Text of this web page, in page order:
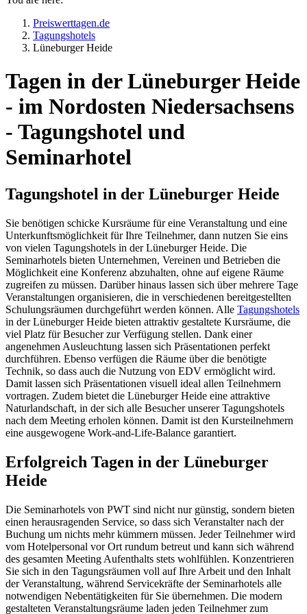
Preiswerttagen.de
Tagungshotels
Lüneburger Heide
Tagen in der Lüneburger Heide
- im Nordosten Niedersachsens
- Tagungshotel und
Seminarhotel
Tagungshotel in der Lüneburger Heide
Sie benötigen schicke Kursräume für eine Veranstaltung und eine
Unterkunftsmöglichkeit für Ihre Teilnehmer, dann nutzen Sie eins
von vielen Tagungshotels in der Lüneburger Heide. Die
Seminarhotels bieten Unternehmen, Vereinen und Betrieben die
Möglichkeit eine Konferenz abzuhalten, ohne auf eigene Räume
zugreifen zu müssen. Darüber hinaus lassen sich über mehrere Tage
Veranstaltungen organisieren, die in verschiedenen bereitgestellten
Schulungsräumen durchgeführt werden können. Alle Tagungshotels
in der Lüneburger Heide bieten attraktiv gestaltete Kursräume, die
viel Platz für Besucher zur Verfügung stellen. Dank einer
angenehmen Ausleuchtung lassen sich Präsentationen perfekt
durchführen. Ebenso verfügen die Räume über die benötigte
Technik, so dass auch die Nutzung von EDV ermöglicht wird.
Damit lassen sich Präsentationen visuell ideal allen Teilnehmern
vortragen. Zudem bietet die Lüneburger Heide eine attraktive
Naturlandschaft, in der sich alle Besucher unserer Tagungshotels
nach dem Meeting erholen können. Damit ist den Kursteilnehmern
eine ausgewogene Work-and-Life-Balance garantiert.
Erfolgreich Tagen in der Lüneburger
Heide
Die Seminarhotels von PWT sind nicht nur günstig, sondern bieten
einen herausragenden Service, so dass sich Veranstalter nach der
Buchung um nichts mehr kümmern müssen. Jeder Teilnehmer wird
vom Hotelpersonal vor Ort rundum betreut und kann sich während
des gesamten Meeting Aufenthalts stets wohlfühlen. Konzentrieren
Sie sich in den Tagungsräumen voll auf Ihre Arbeit und den Inhalt
der Veranstaltung, während Servicekräfte der Seminarhotels alle
notwendigen Nebentätigkeiten für Sie übernehmen. Die modern
gestalteten Veranstaltungsräume laden jeden Teilnehmer zum